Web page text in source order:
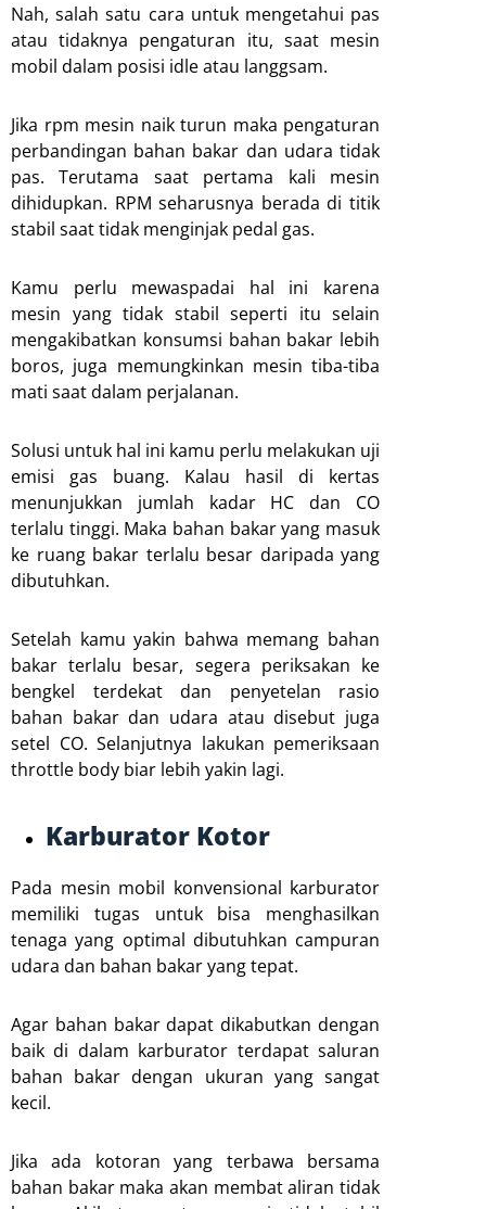
Nah, salah satu cara untuk mengetahui pas
atau tidaknya pengaturan itu, saat mesin
mobil dalam posisi idle atau langgsam.
Jika rpm mesin naik turun maka pengaturan
perbandingan bahan bakar dan udara tidak
pas. Terutama saat pertama kali mesin
dihidupkan. RPM seharusnya berada di titik
stabil saat tidak menginjak pedal gas.
Kamu perlu mewaspadai hal ini karena
mesin yang tidak stabil seperti itu selain
mengakibatkan konsumsi bahan bakar lebih
boros, juga memungkinkan mesin tiba-tiba
mati saat dalam perjalanan.
Solusi untuk hal ini kamu perlu melakukan uji
emisi gas buang. Kalau hasil di kertas
menunjukkan jumlah kadar HC dan CO
terlalu tinggi. Maka bahan bakar yang masuk
ke ruang bakar terlalu besar daripada yang
dibutuhkan.
Setelah kamu yakin bahwa memang bahan
bakar terlalu besar, segera periksakan ke
bengkel terdekat dan penyetelan rasio
bahan bakar dan udara atau disebut juga
setel CO. Selanjutnya lakukan pemeriksaan
throttle body biar lebih yakin lagi.
Karburator Kotor
Pada mesin mobil konvensional karburator
memiliki tugas untuk bisa menghasilkan
tenaga yang optimal dibutuhkan campuran
udara dan bahan bakar yang tepat.
Agar bahan bakar dapat dikabutkan dengan
baik di dalam karburator terdapat saluran
bahan bakar dengan ukuran yang sangat
kecil.
Jika ada kotoran yang terbawa bersama
bahan bakar maka akan membat aliran tidak